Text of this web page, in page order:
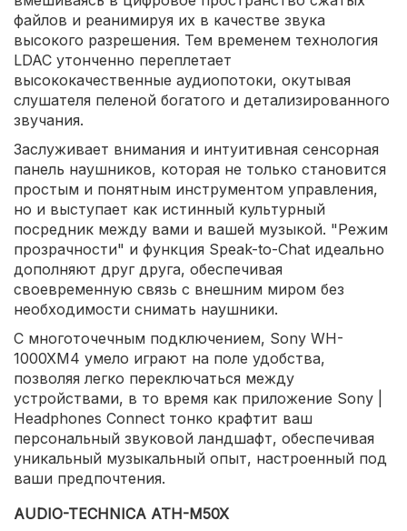
файлов и реанимируя их в качестве звука
высокого разрешения. Тем временем технология
LDAC утонченно переплетает
высококачественные аудиопотоки, окутывая
слушателя пеленой богатого и детализированного
звучания.
Заслуживает внимания и интуитивная сенсорная
панель наушников, которая не только становится
простым и понятным инструментом управления,
но и выступает как истинный культурный
посредник между вами и вашей музыкой. "Режим
прозрачности" и функция Speak-to-Chat идеально
дополняют друг друга, обеспечивая
своевременную связь с внешним миром без
необходимости снимать наушники.
С многоточечным подключением, Sony WH-
1000XM4 умело играют на поле удобства,
позволяя легко переключаться между
устройствами, в то время как приложение Sony |
Headphones Connect тонко крафтит ваш
персональный звуковой ландшафт, обеспечивая
уникальный музыкальный опыт, настроенный под
ваши предпочтения.
AUDIO-TECHNICA ATH-M50X